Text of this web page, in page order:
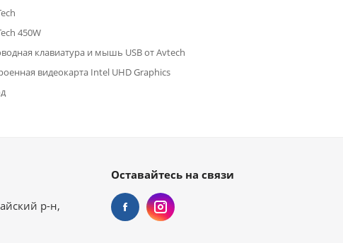
450W
клавиатура и мышь USB от Avtech
видеокарта Intel UHD Graphics
р-н,
Оставайтесь на связи